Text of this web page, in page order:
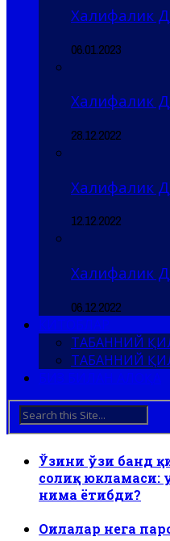
Халифалик
06.01.2023
Халифалик
28.12.2022
Халифалик
12.12.2022
Халифалик
06.12.2022
ТАБАННИЙ
ТАБАННИЙ
Ўзини ўзи банд
солиқ юкламаси:
нима ётибди?
Оилалар нега